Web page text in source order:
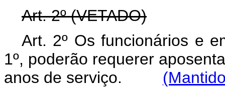
Art. 2º (VETADO)
Art. 2º Os funcionários e
1º, poderão requerer
anos de serviço.